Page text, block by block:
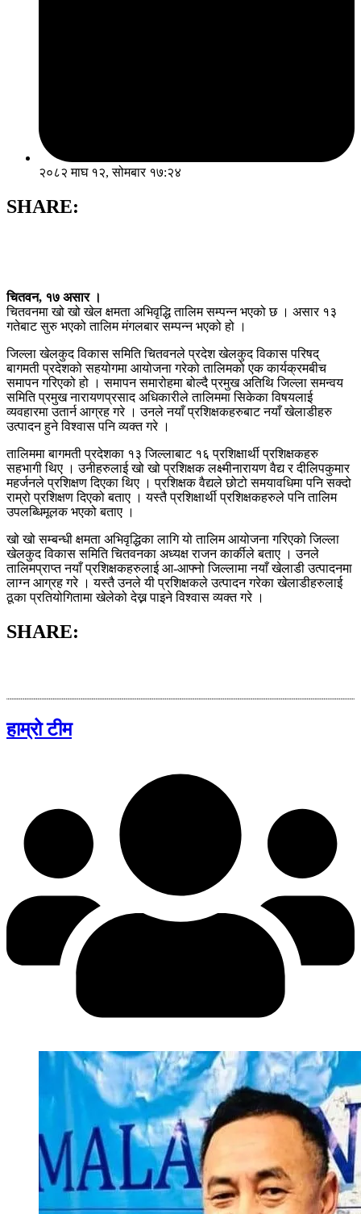
२०८२ माघ १२, सोमबार १७:२४
SHARE:
चितवन, १७ असार ।
चितवनमा खो खो खेल क्षमता अभिवृद्धि तालिम सम्पन्न भएको छ । असार १३
गतेबाट सुरु भएको तालिम मंगलबार सम्पन्न भएको हो ।
जिल्ला खेलकुद विकास समिति चितवनले प्रदेश खेलकुद विकास परिषद्
बागमती प्रदेशको सहयोगमा आयोजना गरेको तालिमको एक कार्यक्रमबीच
समापन गरिएको हो । समापन समारोहमा बोल्दै प्रमुख अतिथि जिल्ला समन्वय
समिति प्रमुख नारायणप्रसाद अधिकारीले तालिममा सिकेका विषयलाई
व्यवहारमा उतार्न आग्रह गरे । उनले नयाँ प्रशिक्षकहरुबाट नयाँ खेलाडीहरु
उत्पादन हुने विश्वास पनि व्यक्त गरे ।
तालिममा बागमती प्रदेशका १३ जिल्लाबाट १६ प्रशिक्षार्थी प्रशिक्षकहरु
सहभागी थिए । उनीहरुलाई खो खो प्रशिक्षक लक्ष्मीनारायण वैद्य र दीलिपकुमार
महर्जनले प्रशिक्षण दिएका थिए । प्रशिक्षक वैद्यले छोटो समयावधिमा पनि सक्दो
राम्रो प्रशिक्षण दिएको बताए । यस्तै प्रशिक्षार्थी प्रशिक्षकहरुले पनि तालिम
उपलब्धिमूलक भएको बताए ।
खो खो सम्बन्धी क्षमता अभिवृद्धिका लागि यो तालिम आयोजना गरिएको जिल्ला
खेलकुद विकास समिति चितवनका अध्यक्ष राजन कार्कीले बताए । उनले
तालिमप्राप्त नयाँ प्रशिक्षकहरुलाई आ-आफ्नो जिल्लामा नयाँ खेलाडी उत्पादनमा
लाग्न आग्रह गरे । यस्तै उनले यी प्रशिक्षकले उत्पादन गरेका खेलाडीहरुलाई
ठूका प्रतियोगितामा खेलेको देख्न पाइने विश्वास व्यक्त गरे ।
SHARE:
हाम्रो टीम